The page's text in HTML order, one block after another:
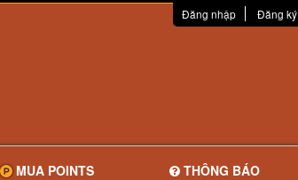
Đăng nhập Đăng ký
MUA POINTS THÔNG BÁO